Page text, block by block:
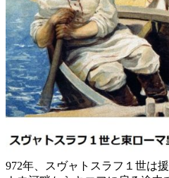
972年、スヴャトスラフ１世は